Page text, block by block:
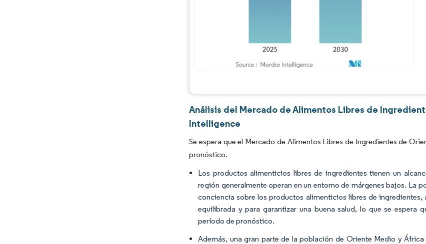
Análisis del Mercado de Alimentos Libres de
Intelligence
Se espera que el Mercado de Alimentos Libres de Ingredientes de
pronóstico.
Los productos alimenticios libres de ingredientes tienen un
región generalmente operan en un entorno de márgenes bajos. La
conciencia sobre los productos alimenticios libres de
equilibrada y para garantizar una buena salud, lo que se
período de pronóstico.
Además, una gran parte de la población de Oriente Medio y